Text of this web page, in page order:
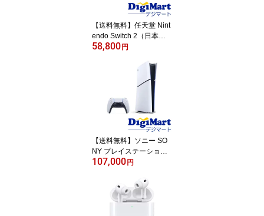
【送料無料】任天堂 Nint
endo Switch 2（日本
語・国内専用）[BEE-S-K
品・訳あり：箱潰れ】
【返品不可商品】
58,800 円
【送料無料】ソニー SO
NY プレイステーション5
playstation5 デジタル・
000B01] [1TB] 【新品・
国内正規品】【返品不可
商品】
107,000 円